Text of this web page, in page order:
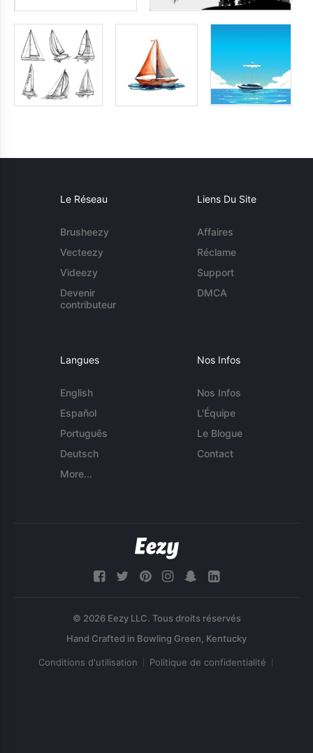
Le Réseau
Brusheezy
Vecteezy
Videezy
Devenir
contributeur
Liens Du Site
Affaires
Réclame
Support
DMCA
Langues
English
Español
Português
Deutsch
More...
Nos Infos
Nos Infos
L'Équipe
Le Blogue
Contact
© 2026 Eezy LLC. Tous droits réservés
Conditions d'utilisation Politique de confidentialité